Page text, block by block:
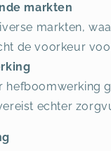
markten
markten,
de voorkeur
hefboomwerking
echter